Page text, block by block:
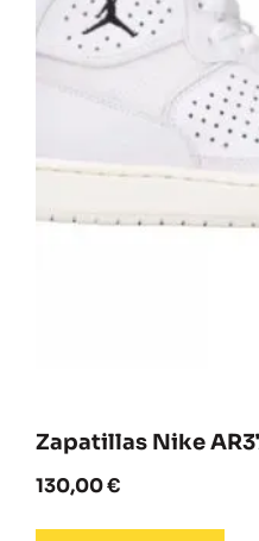
Zapatillas Nike
130,00€